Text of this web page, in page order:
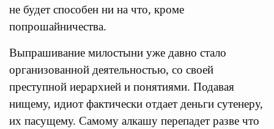
не будет способен ни на что, кроме
попрошайничества.
Выпрашивание милостыни уже давно стало
организованной деятельностью, со своей
преступной иерархией и понятиями. Подавая
нищему, идиот фактически отдает деньги сутенеру,
их пасущему. Самому алкашу перепадет разве что